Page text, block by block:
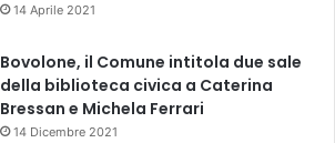
14 Aprile 2021
Bovolone, il Comune intitola due sale
della biblioteca civica a Caterina
Bressan e Michela Ferrari
14 Dicembre 2021